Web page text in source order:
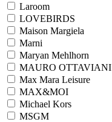
Laroom
LOVEBIRDS
Maison Margiela
Marni
Maryan Mehlhorn
MAURO OTTAVIANI
Max Mara Leisure
MAX&MOI
Michael Kors
MSGM